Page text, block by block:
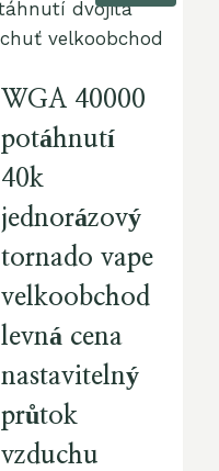
WGA 40000
potáhnutí
40k
jednorázový
tornado vape
velkoobchod
levná cena
nastavitelný
průtok
vzduchu